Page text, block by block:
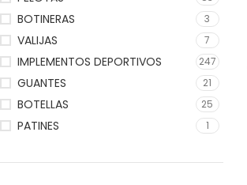
BOTINERAS 3
VALIJAS 7
IMPLEMENTOS DEPORTIVOS 247
GUANTES 21
BOTELLAS 25
PATINES 1